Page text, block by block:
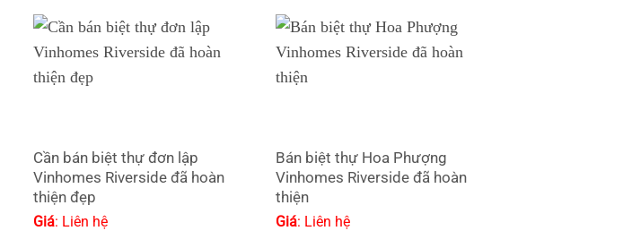
Cần bán biệt thự đơn lập
Vinhomes Riverside đã hoàn
thiện đẹp
Giá: Liên hệ
Bán biệt thự Hoa Phượng
Vinhomes Riverside đã hoàn
thiện
Giá: Liên hệ